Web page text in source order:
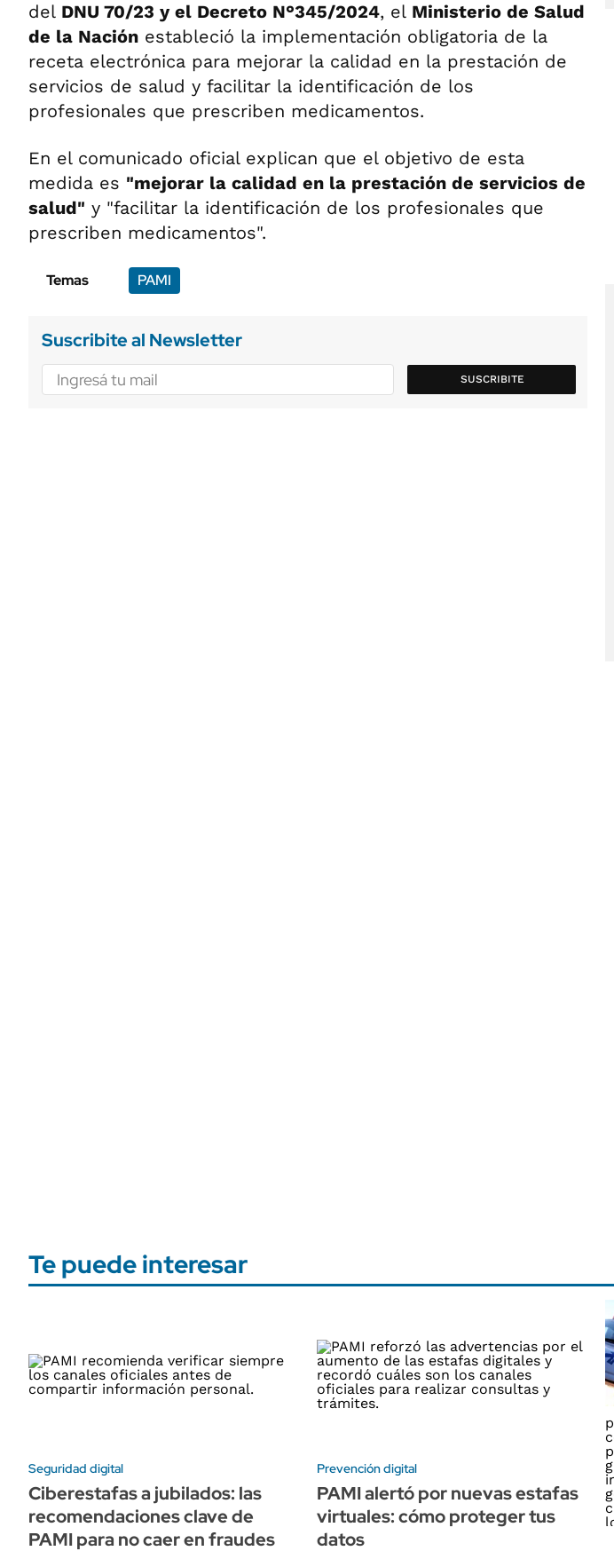
del DNU 70/23 y el Decreto N°345/2024, el Ministerio de Salud
de la Nación estableció la implementación obligatoria de la
receta electrónica para mejorar la calidad en la prestación de
servicios de salud y facilitar la identificación de los
profesionales que prescriben medicamentos.
En el comunicado oficial explican que el objetivo de esta
medida es "mejorar la calidad en la prestación de servicios de
salud" y "facilitar la identificación de los profesionales que
prescriben medicamentos".
Temas PAMI
Suscribite al Newsletter
SUSCRIBITE
Te puede interesar
Seguridad digital
Ciberestafas a jubilados: las
recomendaciones clave de
PAMI para no caer en fraudes
Prevención digital
PAMI alertó por nuevas estafas
virtuales: cómo proteger tus
datos